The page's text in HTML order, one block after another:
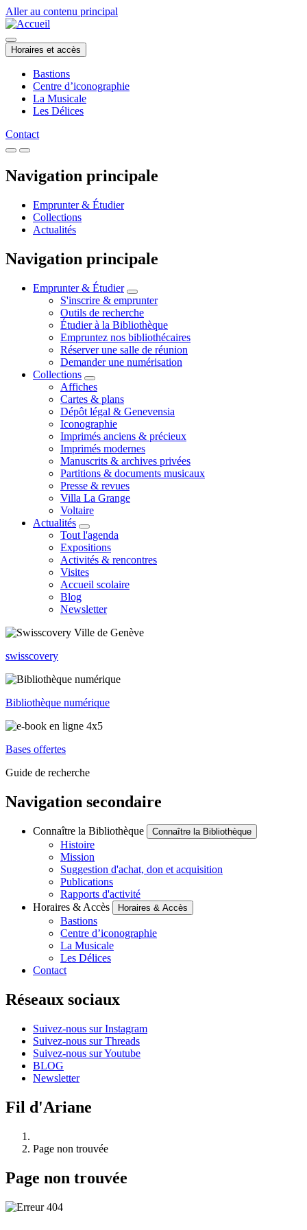
Aller au contenu principal
Horaires et accès
Bastions
Centre d’iconographie
La Musicale
Les Délices
Contact
Navigation principale
Emprunter & Étudier
Collections
Actualités
Navigation principale
Emprunter & Étudier
S'inscrire & emprunter
Outils de recherche
Étudier à la Bibliothèque
Empruntez nos bibliothécaires
Réserver une salle de réunion
Demander une numérisation
Collections
Affiches
Cartes & plans
Dépôt légal & Genevensia
Iconographie
Imprimés anciens & précieux
Imprimés modernes
Manuscrits & archives privées
Partitions & documents musicaux
Presse & revues
Villa La Grange
Voltaire
Actualités
Tout l'agenda
Expositions
Activités & rencontres
Visites
Accueil scolaire
Blog
Newsletter
swisscovery
Bibliothèque numérique
Bases offertes
Guide de recherche
Navigation secondaire
Connaître la Bibliothèque Connaître la Bibliothèque
Histoire
Mission
Suggestion d'achat, don et acquisition
Publications
Rapports d'activité
Horaires & Accès
Horaires & Accès
Bastions
Centre d’iconographie
La Musicale
Les Délices
Contact
Réseaux sociaux
Suivez-nous sur Instagram
Suivez-nous sur Threads
Suivez-nous sur Youtube
BLOG
Newsletter
Fil d'Ariane
Page non trouvée
Page non trouvée